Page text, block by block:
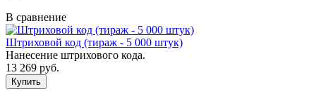
В сравнение
Штриховой код (тираж - 5 000 штук)
Нанесение штрихового кода.
13 269 руб.